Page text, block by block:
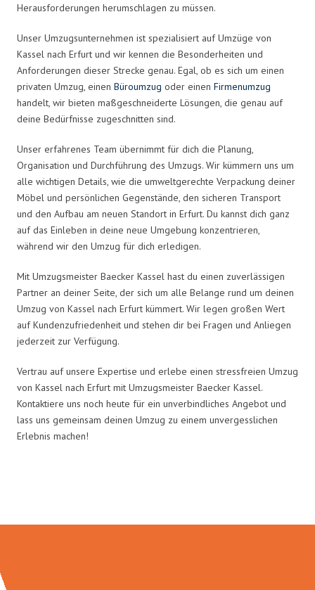
Herausforderungen herumschlagen zu müssen.
Unser Umzugsunternehmen ist spezialisiert auf Umzüge von
Kassel nach Erfurt und wir kennen die Besonderheiten und
Anforderungen dieser Strecke genau. Egal, ob es sich um einen
privaten Umzug, einen Büroumzug oder einen Firmenumzug
handelt, wir bieten maßgeschneiderte Lösungen, die genau auf
deine Bedürfnisse zugeschnitten sind.
Unser erfahrenes Team übernimmt für dich die Planung,
Organisation und Durchführung des Umzugs. Wir kümmern uns um
alle wichtigen Details, wie die umweltgerechte Verpackung deiner
Möbel und persönlichen Gegenstände, den sicheren Transport
und den Aufbau am neuen Standort in Erfurt. Du kannst dich ganz
auf das Einleben in deine neue Umgebung konzentrieren,
während wir den Umzug für dich erledigen.
Mit Umzugsmeister Baecker Kassel hast du einen zuverlässigen
Partner an deiner Seite, der sich um alle Belange rund um deinen
Umzug von Kassel nach Erfurt kümmert. Wir legen großen Wert
auf Kundenzufriedenheit und stehen dir bei Fragen und Anliegen
jederzeit zur Verfügung.
Vertrau auf unsere Expertise und erlebe einen stressfreien Umzug
von Kassel nach Erfurt mit Umzugsmeister Baecker Kassel.
Kontaktiere uns noch heute für ein unverbindliches Angebot und
lass uns gemeinsam deinen Umzug zu einem unvergesslichen
Erlebnis machen!